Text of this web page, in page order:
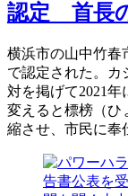
認定 首長
横浜市の山中竹春
で認定された。カ
対を掲げて2021
変えると標榜（ひ
縮させ、市民に